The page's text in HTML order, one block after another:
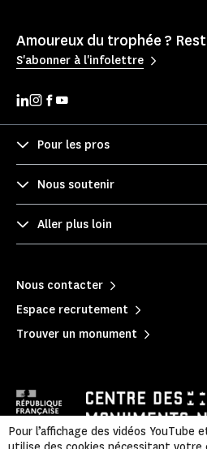
Amoureux du trophée ?
S'abonner à l'infolettre
Pour les pros
Nous soutenir
Aller plus loin
Nous contacter
Espace recrutement
Trouver un monument
Pour l’affichage des vidéos YouTube